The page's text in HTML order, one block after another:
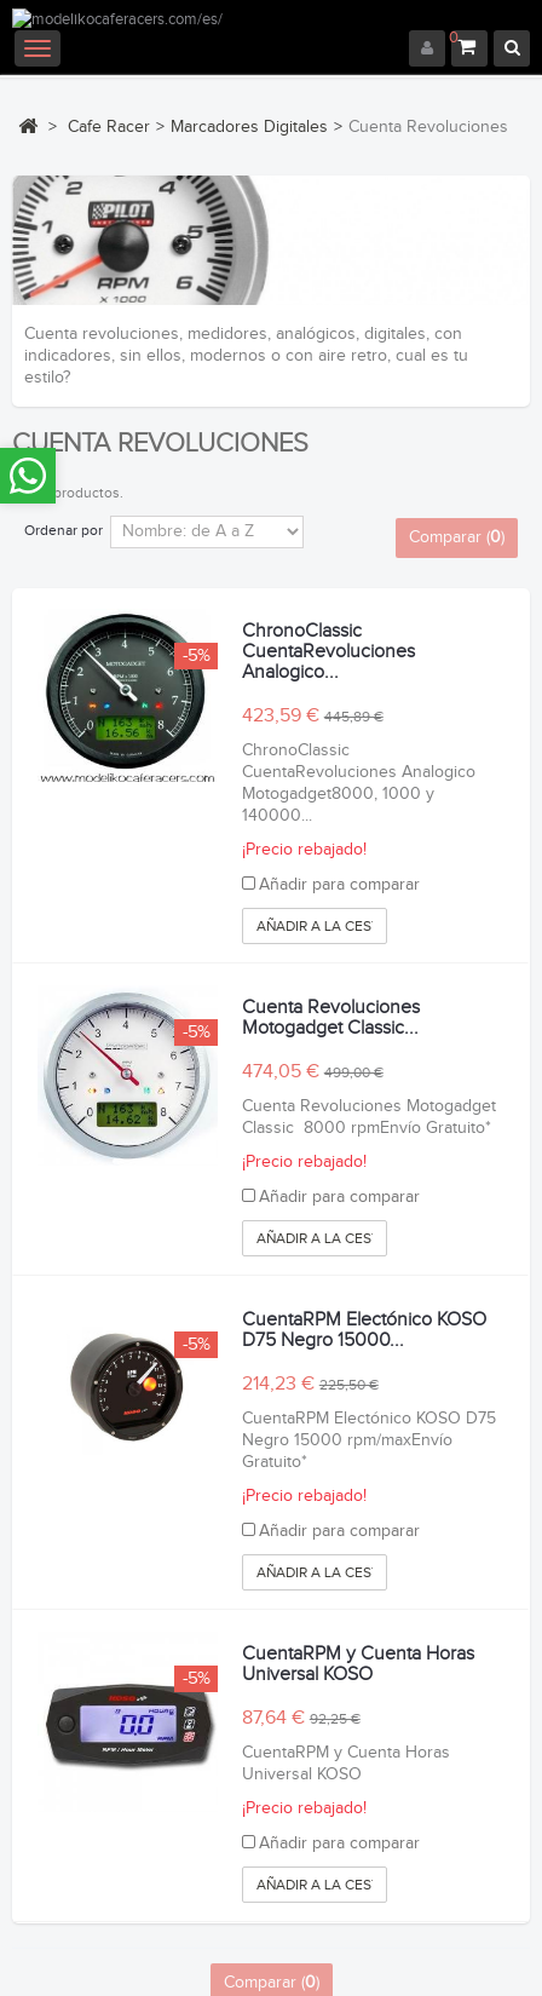
0
Navegación
Toggle
> Cafe Racer > Marcadores Digitales > Cuenta Revoluciones
Cuenta revoluciones, medidores, analógicos, digitales, con
indicadores, sin ellos, modernos o con aire retro, cual es tu
estilo?
CUENTA REVOLUCIONES
Hay 4 productos.
Ordenar por Comparar (0)
-5%
ChronoClassic
CuentaRevoluciones
Analogico...
423,59 €445,89 €
ChronoClassic
CuentaRevoluciones Analogico
Motogadget8000, 1000 y
140000...
¡Precio rebajado!
Añadir para comparar
AÑADIR A LA CESTA
-5%
Cuenta Revoluciones
Motogadget Classic...
474,05 €499,00 €
Cuenta Revoluciones Motogadget
Classic 8000 rpmEnvío Gratuito*
¡Precio rebajado!
Añadir para comparar
AÑADIR A LA CESTA
-5%
CuentaRPM Electónico KOSO
D75 Negro 15000...
214,23 €225,50 €
CuentaRPM Electónico KOSO D75
Negro 15000 rpm/maxEnvío
Gratuito*
¡Precio rebajado!
Añadir para comparar
AÑADIR A LA CESTA
-5%
CuentaRPM y Cuenta Horas
Universal KOSO
87,64 €92,25 €
CuentaRPM y Cuenta Horas
Universal KOSO
¡Precio rebajado!
Añadir para comparar
AÑADIR A LA CESTA
Comparar (0)